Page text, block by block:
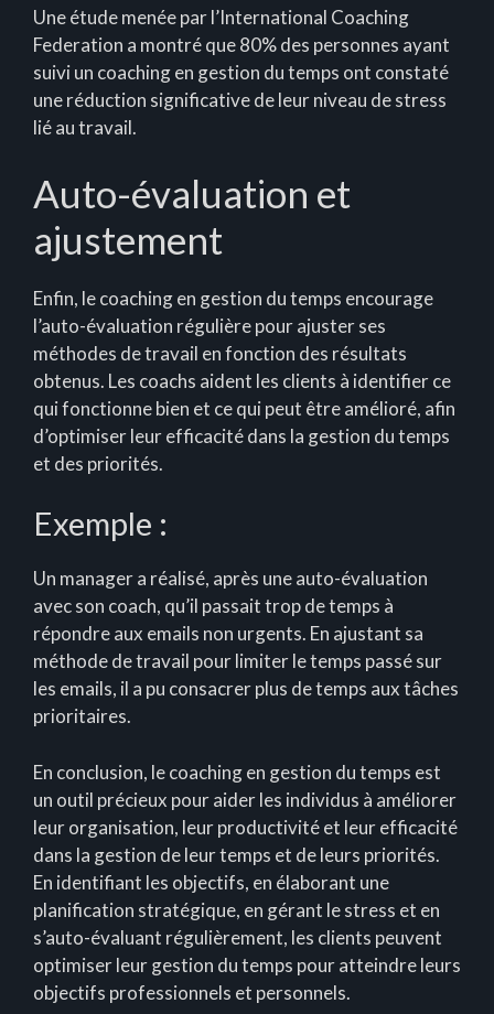
Une étude menée par l’International Coaching
Federation a montré que 80% des personnes ayant
suivi un coaching en gestion du temps ont constaté
une réduction significative de leur niveau de stress
lié au travail.
Auto-évaluation et
ajustement
Enfin, le coaching en gestion du temps encourage
l’auto-évaluation régulière pour ajuster ses
méthodes de travail en fonction des résultats
obtenus. Les coachs aident les clients à identifier ce
qui fonctionne bien et ce qui peut être amélioré, afin
d’optimiser leur efficacité dans la gestion du temps
et des priorités.
Exemple :
Un manager a réalisé, après une auto-évaluation
avec son coach, qu’il passait trop de temps à
répondre aux emails non urgents. En ajustant sa
méthode de travail pour limiter le temps passé sur
les emails, il a pu consacrer plus de temps aux tâches
prioritaires.
En conclusion, le coaching en gestion du temps est
un outil précieux pour aider les individus à améliorer
leur organisation, leur productivité et leur efficacité
dans la gestion de leur temps et de leurs priorités.
En identifiant les objectifs, en élaborant une
planification stratégique, en gérant le stress et en
s’auto-évaluant régulièrement, les clients peuvent
optimiser leur gestion du temps pour atteindre leurs
objectifs professionnels et personnels.